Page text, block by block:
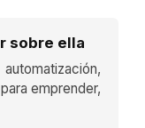
sobre ella
emprender,